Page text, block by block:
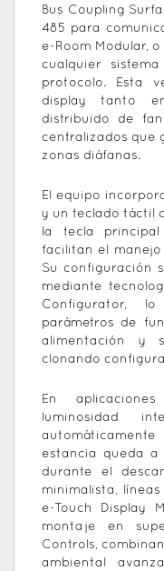
Bus Coupling
485 para
e-Room Modular,
cualquier
protocolo. Esta
display tanto
distribuido de
centralizados que
zonas diáfanas.
El equipo
y un teclado táctil
la tecla principal
facilitan el
Su configuración
mediante
Configurator,
parámetros de
alimentación y
clonando
En
luminosidad
estancia queda a
durante el
minimalista,
e-Touch Display
montaje en
Controls,
ambiental